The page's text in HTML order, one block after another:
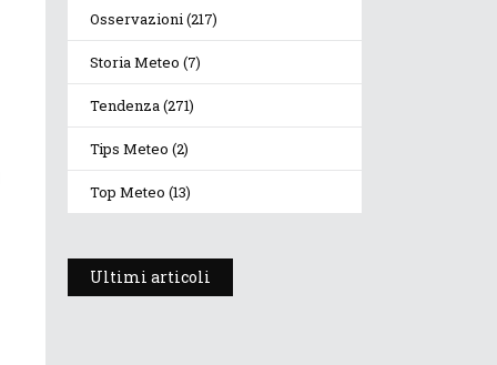
Osservazioni(217)
Storia Meteo (7)
Tendenza(271)
Tips Meteo (2)
Top Meteo (13)
Ultimi articoli